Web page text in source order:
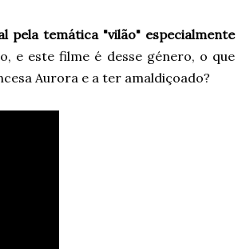
pela temática "vilão" especialmente
e este filme é desse género, o que
Aurora e a ter amaldiçoado?